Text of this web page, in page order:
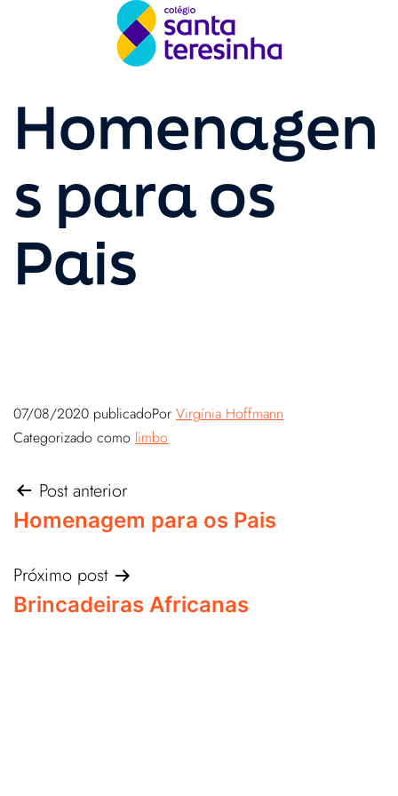
Homenagen
s para os
Pais
07/08/2020 publicadoPor Virgínia Hoffmann
Categorizado como limbo
Post anterior
Homenagem para os Pais
Próximo post
Brincadeiras Africanas